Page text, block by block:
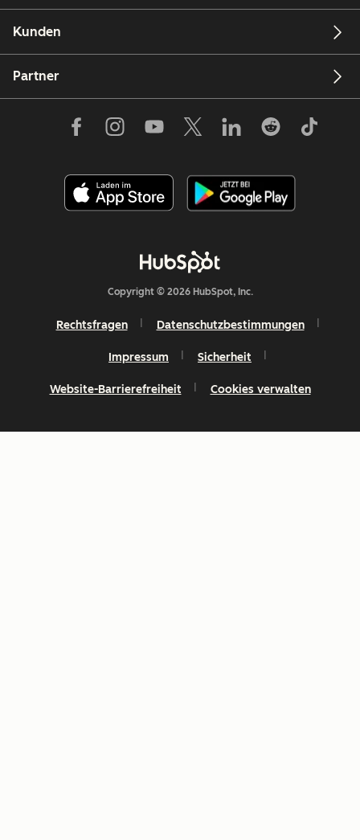
Kunden
Partner
Copyright © 2026 HubSpot, Inc.
Rechtsfragen Datenschutzbestimmungen
Impressum Sicherheit
Website-Barrierefreiheit Cookies verwalten